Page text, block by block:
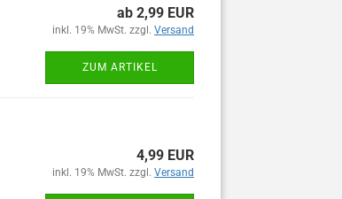
ab 2,99 EUR
inkl. 19% MwSt. zzgl. Versand
ZUM ARTIKEL
4,99 EUR
inkl. 19% MwSt. zzgl. Versand